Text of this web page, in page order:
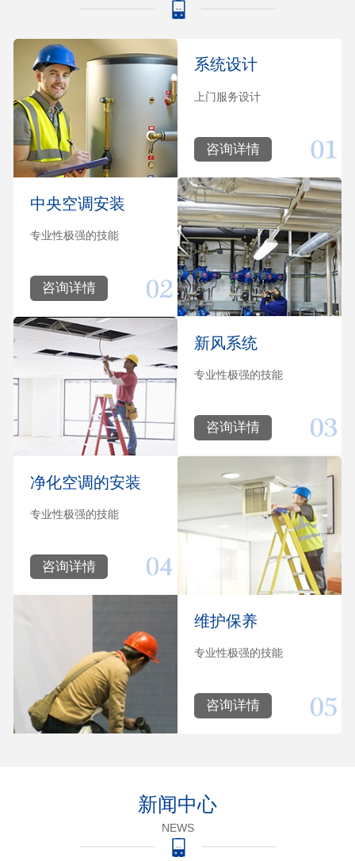
系统设计
上门服务设计
咨询详情
中央空调安装
专业性极强的技能
咨询详情
新风系统
专业性极强的技能
咨询详情
净化空调的安装
专业性极强的技能
咨询详情
维护保养
专业性极强的技能
咨询详情
新闻中心
NEWS